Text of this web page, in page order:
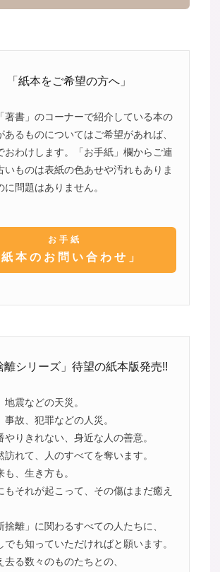
「紙本をご希望の方へ」
著書」のコーナーで紹介している本の
あるものについてはご希望があれば、
おわけします。「お手紙」欄からご連
いものは表紙の色あせや汚れもありま
問題はありません。
お手紙
紙本のお問い合わせ」
離シリーズ」待望の紙本版発売!!
震などの天災。
故、犯罪などの人災。
やりきれない、身近な人の善意。
訪れて、人のすべてを奪います。
、生き方も。
もそれが起こって、その傷はまだ癒え
捨離」に関わるすべての人たちに、
でも知っていただければと願います。
去る数々のものたちとの、